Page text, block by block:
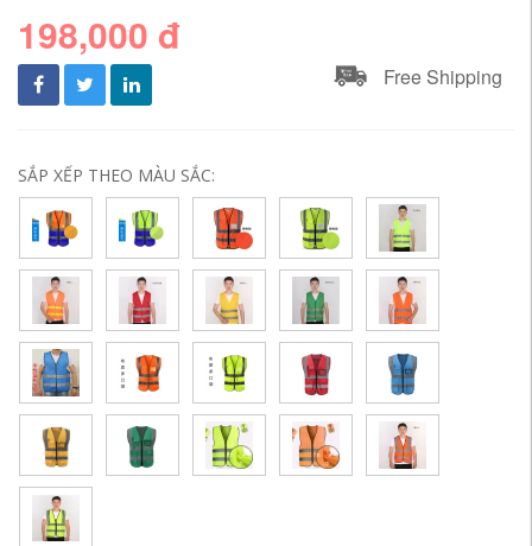
198,000 đ
Free Shipping
SẮP XẾP THEO MÀU SẮC: